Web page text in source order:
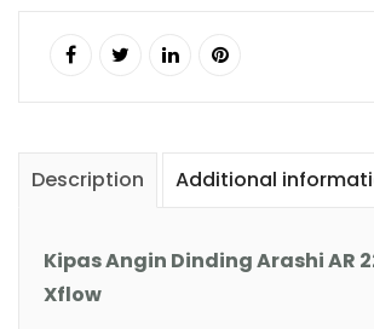
Description Additional
Kipas Angin Dinding Arashi AR
Xflow